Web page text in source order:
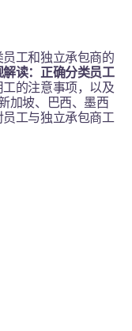
工和独立承包商的
解读：正确分类员工
的注意事项，以及
加坡、巴西、墨西
工与独立承包商工